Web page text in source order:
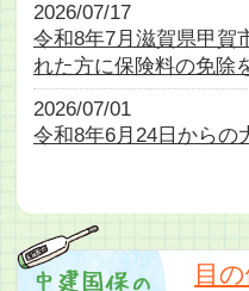
2026/07/17
令和8年7月滋賀県甲賀
れた方に保険料の免除
2026/07/01
令和8年6月24日からの
「中建国保だより令和
正
目